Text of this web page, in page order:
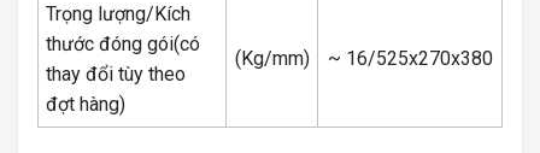
Trọng lượng/Kích
thước đóng gói(có
thay đổi tùy theo
đợt hàng)
(Kg/mm) ~ 16/525x270x380